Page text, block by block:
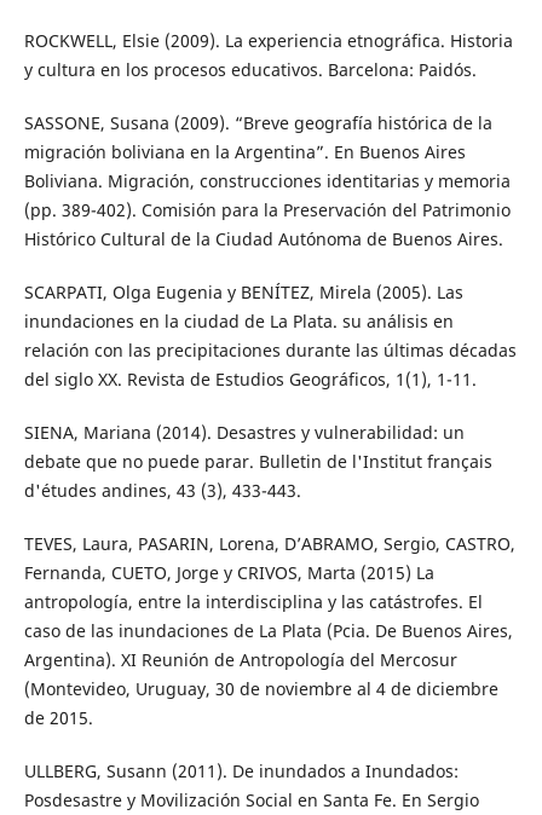
ROCKWELL, Elsie (2009). La experiencia etnográfica. Historia
y cultura en los procesos educativos. Barcelona: Paidós.
SASSONE, Susana (2009). “Breve geografía histórica de la
migración boliviana en la Argentina”. En Buenos Aires
Boliviana. Migración, construcciones identitarias y memoria
(pp. 389-402). Comisión para la Preservación del Patrimonio
Histórico Cultural de la Ciudad Autónoma de Buenos Aires.
SCARPATI, Olga Eugenia y BENÍTEZ, Mirela (2005). Las
inundaciones en la ciudad de La Plata. su análisis en
relación con las precipitaciones durante las últimas décadas
del siglo XX. Revista de Estudios Geográficos, 1(1), 1-11.
SIENA, Mariana (2014). Desastres y vulnerabilidad: un
debate que no puede parar. Bulletin de l'Institut français
d'études andines, 43 (3), 433-443.
TEVES, Laura, PASARIN, Lorena, D’ABRAMO, Sergio, CASTRO,
Fernanda, CUETO, Jorge y CRIVOS, Marta (2015) La
antropología, entre la interdisciplina y las catástrofes. El
caso de las inundaciones de La Plata (Pcia. De Buenos Aires,
Argentina). XI Reunión de Antropología del Mercosur
(Montevideo, Uruguay, 30 de noviembre al 4 de diciembre
de 2015.
ULLBERG, Susann (2011). De inundados a Inundados:
Posdesastre y Movilización Social en Santa Fe. En Sergio